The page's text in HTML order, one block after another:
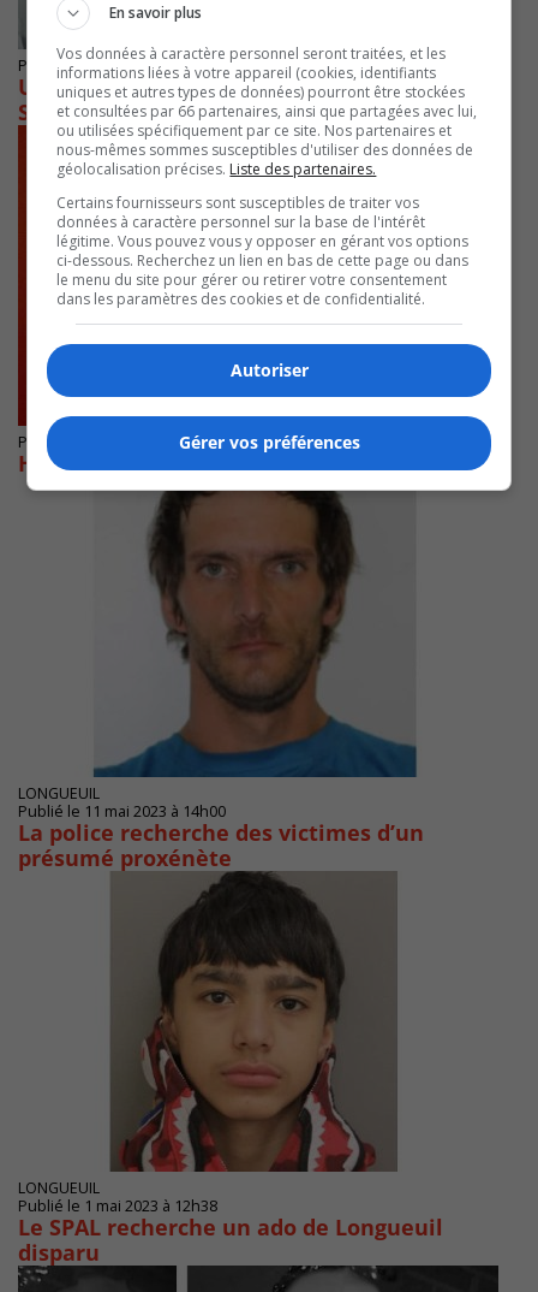
Publié le 6 juin 2023 à 15h00
Un suspect de meurtre recherché à Mont-
Saint-Hilaire
Publié le 22 mai 2023 à 09h25
Homme recherché par la police de Longueuil
LONGUEUIL
Publié le 11 mai 2023 à 14h00
La police recherche des victimes d’un
présumé proxénète
LONGUEUIL
Publié le 1 mai 2023 à 12h38
Le SPAL recherche un ado de Longueuil
disparu
En savoir plus
Vos données à caractère personnel seront traitées, et les
informations liées à votre appareil (cookies, identifiants
uniques et autres types de données) pourront être stockées
et consultées par 66 partenaires, ainsi que partagées avec lui,
ou utilisées spécifiquement par ce site. Nos partenaires et
nous-mêmes sommes susceptibles d'utiliser des données de
géolocalisation précises. Liste des partenaires.
Certains fournisseurs sont susceptibles de traiter vos
données à caractère personnel sur la base de l'intérêt
légitime. Vous pouvez vous y opposer en gérant vos options
ci-dessous. Recherchez un lien en bas de cette page ou dans
le menu du site pour gérer ou retirer votre consentement
dans les paramètres des cookies et de confidentialité.
Autoriser
Gérer vos préférences